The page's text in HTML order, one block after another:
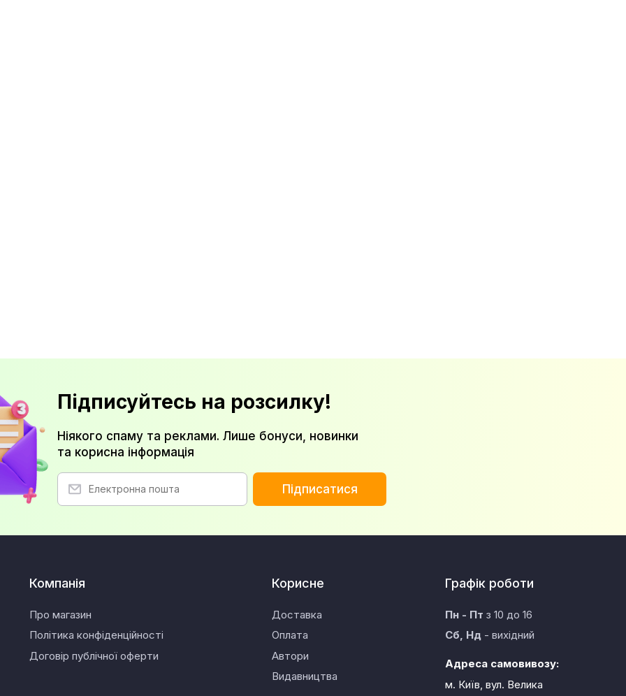
Підписуйтесь на розсилку!
Ніякого спаму та реклами. Лише бонуси, новинки
та корисна інформація
Підписатися
Компанія
Про магазин
Політика конфіденційності
Договір публічної оферти
Корисне
Доставка
Оплата
Автори
Видавництва
Графік роботи
Пн - Пт з 10 до 16
Сб, Нд- вихідний
Адреса самовивозу:
м. Київ, вул. Велика